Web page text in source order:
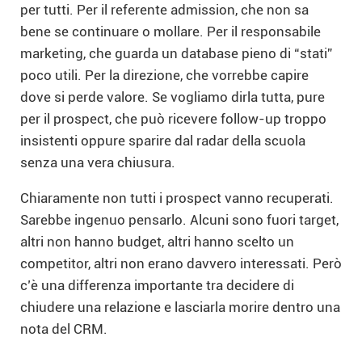
per tutti. Per il referente admission, che non sa
bene se continuare o mollare. Per il responsabile
marketing, che guarda un database pieno di “stati”
poco utili. Per la direzione, che vorrebbe capire
dove si perde valore. Se vogliamo dirla tutta, pure
per il prospect, che può ricevere follow-up troppo
insistenti oppure sparire dal radar della scuola
senza una vera chiusura.
Chiaramente non tutti i prospect vanno recuperati.
Sarebbe ingenuo pensarlo. Alcuni sono fuori target,
altri non hanno budget, altri hanno scelto un
competitor, altri non erano davvero interessati. Però
c’è una differenza importante tra decidere di
chiudere una relazione e lasciarla morire dentro una
nota del CRM.